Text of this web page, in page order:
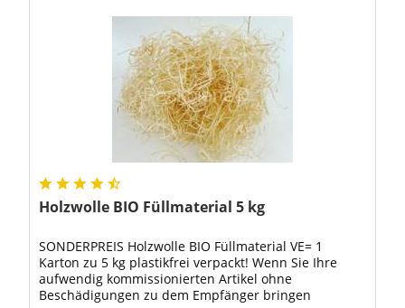
Holzwolle BIO Füllmaterial 5 kg
SONDERPREIS Holzwolle BIO Füllmaterial VE= 1
Karton zu 5 kg plastikfrei verpackt! Wenn Sie Ihre
aufwendig kommissionierten Artikel ohne
Beschädigungen zu dem Empfänger bringen